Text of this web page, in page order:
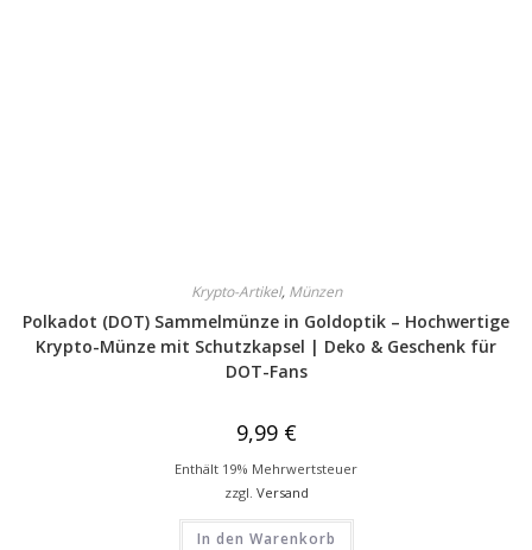
Krypto-Artikel, Münzen
Polkadot (DOT) Sammelmünze in Goldoptik – Hochwertige
Krypto-Münze mit Schutzkapsel | Deko & Geschenk für
DOT-Fans
9,99 €
Enthält 19% Mehrwertsteuer
zzgl. Versand
In den Warenkorb